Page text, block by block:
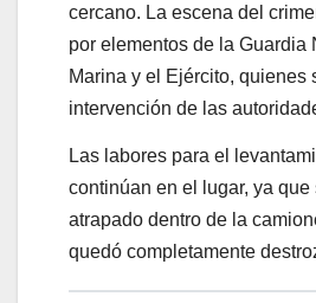
cercano. La escena del
por elementos de la Guardia
Marina y el Ejército, quienes
intervención de las
Las labores para el
continúan en el lugar, ya que
atrapado dentro de la
quedó completamente